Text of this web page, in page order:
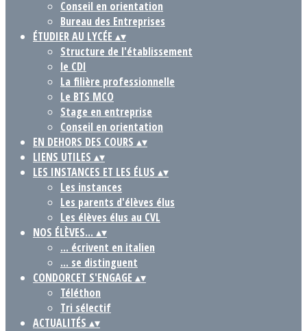
Conseil en orientation
Bureau des Entreprises
ÉTUDIER AU LYCÉE ▴▾
Structure de l'établissement
le CDI
La filière professionnelle
Le BTS MCO
Stage en entreprise
Conseil en orientation
EN DEHORS DES COURS ▴▾
LIENS UTILES ▴▾
LES INSTANCES ET LES ÉLUS ▴▾
Les instances
Les parents d'élèves élus
Les élèves élus au CVL
NOS ÉLÈVES... ▴▾
... écrivent en italien
... se distinguent
CONDORCET S'ENGAGE ▴▾
Téléthon
Tri sélectif
ACTUALITÉS ▴▾